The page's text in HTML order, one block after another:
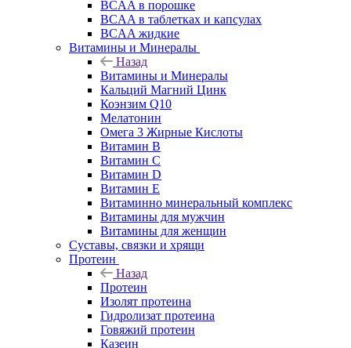
BCAA в порошке
BCAA в таблетках и капсулах
BCAA жидкие
Витамины и Минералы
Назад
Витамины и Минералы
Кальций Магний Цинк
Коэнзим Q10
Мелатонин
Омега 3 Жирные Кислоты
Витамин B
Витамин C
Витамин D
Витамин E
Витаминно минеральный комплекс
Витамины для мужчин
Витамины для женщин
Суставы, связки и хрящи
Протеин
Назад
Протеин
Изолят протеина
Гидролизат протеина
Говяжий протеин
Казеин